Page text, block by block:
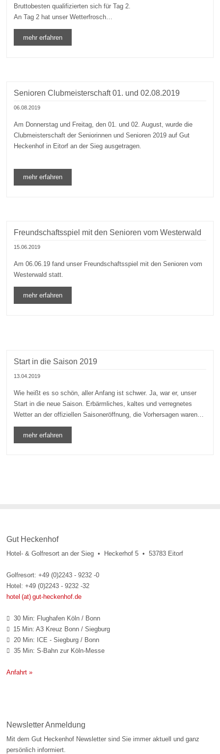
Bruttobesten qualifizierten sich für Tag 2.
An Tag 2 hat unser Wetterfrosch…
mehr erfahren
Senioren Clubmeisterschaft 01. und 02.08.2019
06.08.2019
Am Donnerstag und Freitag, den 01. und 02. August, wurde die
Clubmeisterschaft der Seniorinnen und Senioren 2019 auf Gut
Heckenhof in Eitorf an der Sieg ausgetragen.
mehr erfahren
Freundschaftsspiel mit den Senioren vom Westerwald
15.06.2019
Am 06.06.19 fand unser Freundschaftsspiel mit den Senioren vom
Westerwald statt.
mehr erfahren
Start in die Saison 2019
13.04.2019
Wie heißt es so schön, aller Anfang ist schwer. Ja, war er, unser
Start in die neue Saison. Erbärmliches, kaltes und verregnetes
Wetter an der offiziellen Saisoneröffnung, die Vorhersagen waren…
mehr erfahren
Gut Heckenhof
Hotel- & Golfresort an der Sieg • Heckerhof 5 • 53783 Eitorf
Golfresort: +49 (0)2243 - 9232 -0
Hotel: +49 (0)2243 - 9232 -32
hotel (at) gut-heckenhof.de
 30 Min: Flughafen Köln / Bonn
 15 Min: A3 Kreuz Bonn / Siegburg
 20 Min: ICE - Siegburg / Bonn
 35 Min: S-Bahn zur Köln-Messe
Anfahrt »
Newsletter Anmeldung
Mit dem Gut Heckenhof Newsletter sind Sie immer aktuell und ganz
persönlich informiert.